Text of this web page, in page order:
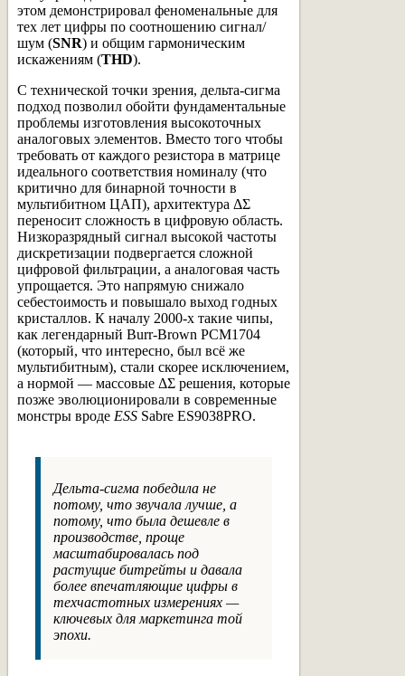
этом демонстрировал феноменальные для
тех лет цифры по соотношению сигнал/
шум (SNR) и общим гармоническим
искажениям (THD).
С технической точки зрения, дельта-сигма
подход позволил обойти фундаментальные
проблемы изготовления высокоточных
аналоговых элементов. Вместо того чтобы
требовать от каждого резистора в матрице
идеального соответствия номиналу (что
критично для бинарной точности в
мультибитном ЦАП), архитектура ΔΣ
переносит сложность в цифровую область.
Низкоразрядный сигнал высокой частоты
дискретизации подвергается сложной
цифровой фильтрации, а аналоговая часть
упрощается. Это напрямую снижало
себестоимость и повышало выход годных
кристаллов. К началу 2000-х такие чипы,
как легендарный Burr-Brown PCM1704
(который, что интересно, был всё же
мультибитным), стали скорее исключением,
а нормой — массовые ΔΣ решения, которые
позже эволюционировали в современные
монстры вроде ESS Sabre ES9038PRO.
Дельта-сигма победила не
потому, что звучала лучше, а
потому, что была дешевле в
производстве, проще
масштабировалась под
растущие битрейты и давала
более впечатляющие цифры в
техчастотных измерениях —
ключевых для маркетинга той
эпохи.